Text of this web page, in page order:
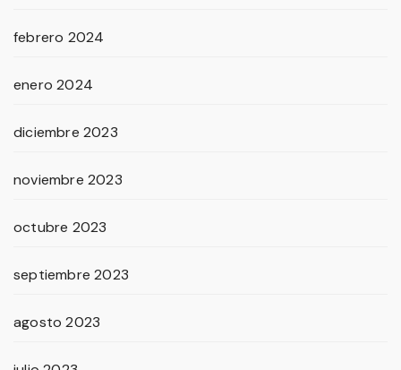
febrero 2024
enero 2024
diciembre 2023
noviembre 2023
octubre 2023
septiembre 2023
agosto 2023